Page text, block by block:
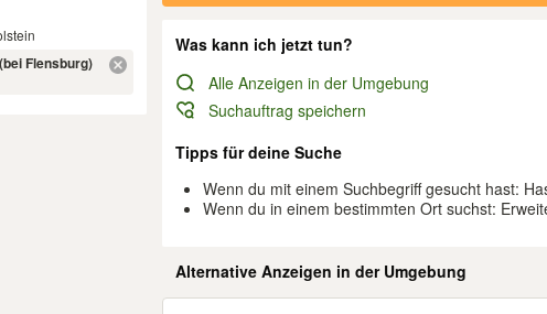
Flensburg)
Was kann ich jetzt tun?
Alle Anzeigen in der Umgebung
Suchauftrag speichern
Tipps für deine Suche
Wenn du mit einem Suchbegriff gesucht hast:
Wenn du in einem bestimmten Ort suchst:
Alternative Anzeigen in der Umgebung